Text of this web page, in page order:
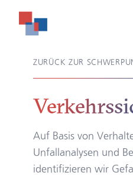
ZURÜCK ZUR
Auf Basis von
Unfallanalysen und
identifizieren wir